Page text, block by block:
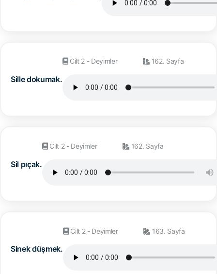
Sille dokumak.
Cilt 2 - Deyimler 162. Sayfa
Sil pıçak.
Cilt 2 - Deyimler 162. Sayfa
Sinek düşmek.
Cilt 2 - Deyimler 163. Sayfa